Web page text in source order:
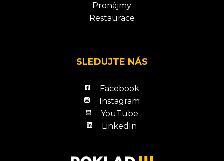
Pronájmy
Restaurace
SLEDUJTE NÁS
Facebook
Instagram
YouTube
LinkedIn